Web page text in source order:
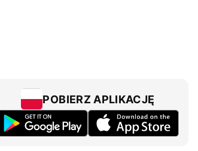
POBIERZ APLIKACJĘ